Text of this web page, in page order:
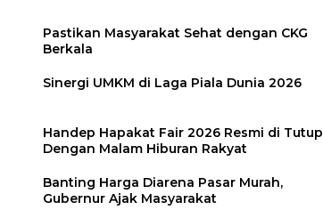
Pastikan Masyarakat Sehat dengan CKG
Berkala
Sinergi UMKM di Laga Piala Dunia 2026
Handep Hapakat Fair 2026 Resmi di Tutup
Dengan Malam Hiburan Rakyat
Banting Harga Diarena Pasar Murah,
Gubernur Ajak Masyarakat